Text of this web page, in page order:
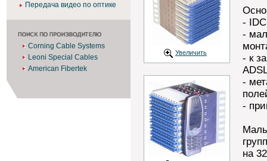
Передача видео по оптике
Corning Cable Systems
Leoni Special Cables
American Fibertek
Увеличить
-
-
- к
-
-
на